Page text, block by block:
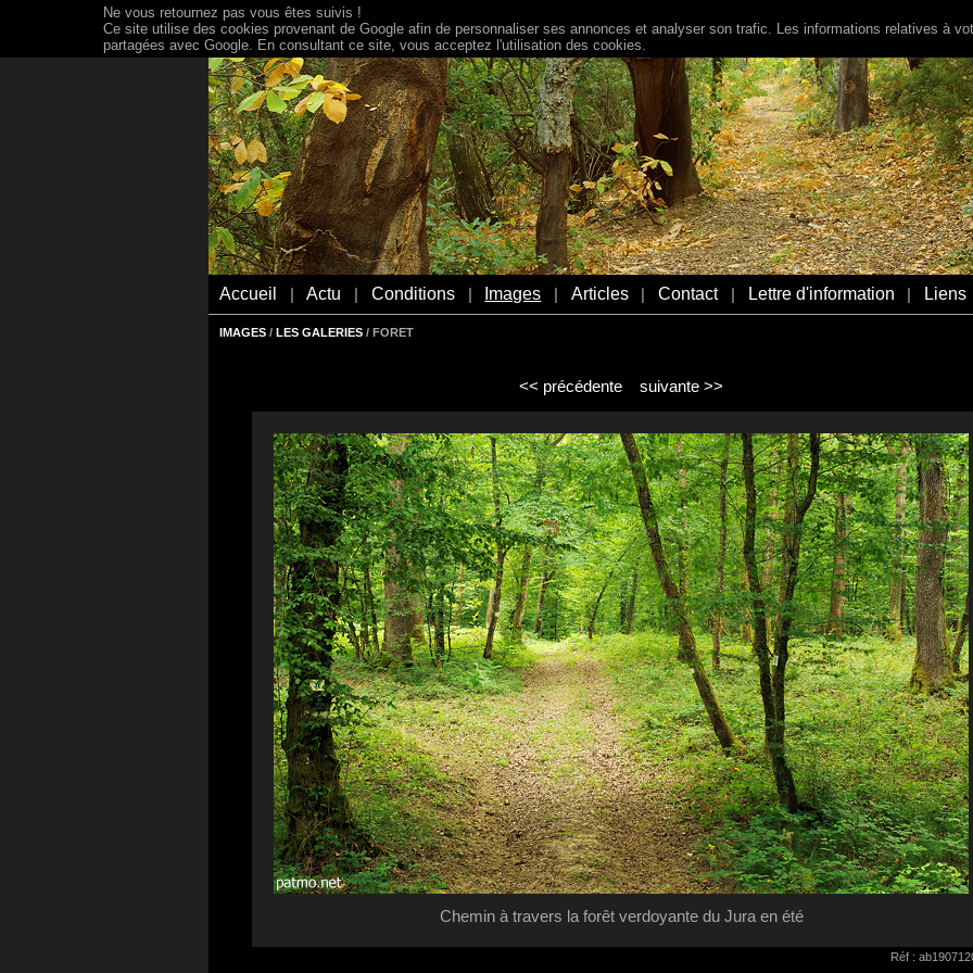
Accueil Actu Conditions Images Articles Contact Lettre d'information Liens
IMAGES / LES GALERIES / FORET
<< précédente suivante >>
Chemin à travers la forêt verdoyante du Jura en été
Réf :
Ne vous retournez pas vous êtes suivis !
Ce site utilise des cookies provenant de Google afin de personnaliser ses annonces et analyser son trafic. Les informations relatives à
partagées avec Google. En consultant ce site, vous acceptez l'utilisation des cookies.